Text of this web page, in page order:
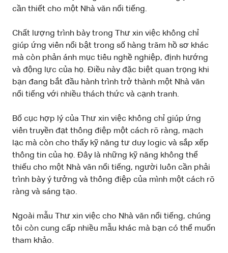
cần thiết cho một Nhà văn nổi tiếng.
Chất lượng trình bày trong Thư xin việc không chỉ
giúp ứng viên nổi bật trong số hàng trăm hồ sơ khác
mà còn phản ánh mục tiêu nghề nghiệp, định hướng
và động lực của họ. Điều này đặc biệt quan trọng khi
bạn đang bắt đầu hành trình trở thành một Nhà văn
nổi tiếng với nhiều thách thức và cạnh tranh.
Bố cục hợp lý của Thư xin việc không chỉ giúp ứng
viên truyền đạt thông điệp một cách rõ ràng, mạch
lạc mà còn cho thấy kỹ năng tư duy logic và sắp xếp
thông tin của họ. Đây là những kỹ năng không thể
thiếu cho một Nhà văn nổi tiếng, người luôn cần phải
trình bày ý tưởng và thông điệp của mình một cách rõ
ràng và sáng tạo.
Ngoài mẫu Thư xin việc cho Nhà văn nổi tiếng, chúng
tôi còn cung cấp nhiều mẫu khác mà bạn có thể muốn
tham khảo.